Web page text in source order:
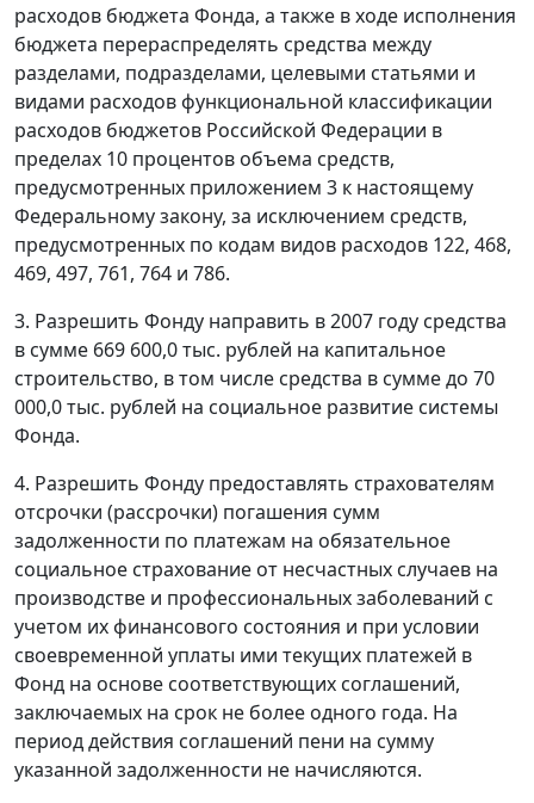
расходов бюджета Фонда, а также в ходе исполнения
бюджета перераспределять средства между
разделами, подразделами, целевыми статьями и
видами расходов функциональной классификации
расходов бюджетов Российской Федерации в
пределах 10 процентов объема средств,
предусмотренных приложением 3 к настоящему
Федеральному закону, за исключением средств,
предусмотренных по кодам видов расходов 122, 468,
469, 497, 761, 764 и 786.
3. Разрешить Фонду направить в 2007 году средства
в сумме 669 600,0 тыс. рублей на капитальное
строительство, в том числе средства в сумме до 70
000,0 тыс. рублей на социальное развитие системы
Фонда.
4. Разрешить Фонду предоставлять страхователям
отсрочки (рассрочки) погашения сумм
задолженности по платежам на обязательное
социальное страхование от несчастных случаев на
производстве и профессиональных заболеваний с
учетом их финансового состояния и при условии
своевременной уплаты ими текущих платежей в
Фонд на основе соответствующих соглашений,
заключаемых на срок не более одного года. На
период действия соглашений пени на сумму
указанной задолженности не начисляются.